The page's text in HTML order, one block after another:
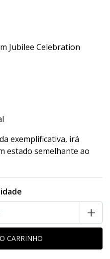
Jubilee Celebration
exemplificativa, irá
estado semelhante ao
+